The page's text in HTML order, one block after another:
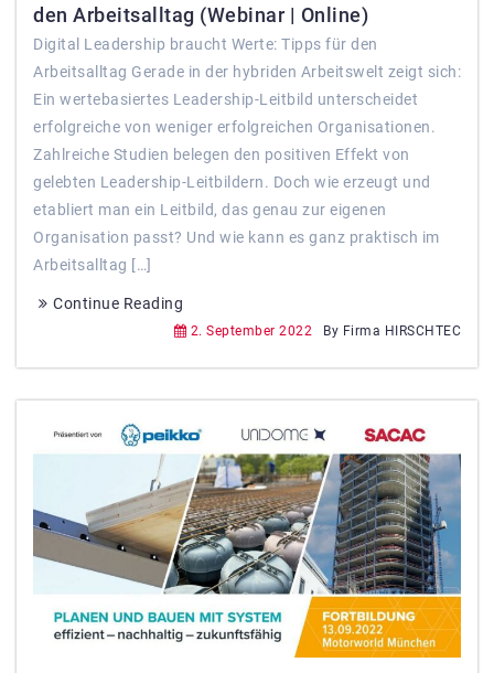
den Arbeitsalltag (Webinar | Online)
Digital Leadership braucht Werte: Tipps für den
Arbeitsalltag Gerade in der hybriden Arbeitswelt zeigt sich:
Ein wertebasiertes Leadership-Leitbild unterscheidet
erfolgreiche von weniger erfolgreichen Organisationen.
Zahlreiche Studien belegen den positiven Effekt von
gelebten Leadership-Leitbildern. Doch wie erzeugt und
etabliert man ein Leitbild, das genau zur eigenen
Organisation passt? Und wie kann es ganz praktisch im
Arbeitsalltag […]
Continue Reading
2. September 2022 By Firma HIRSCHTEC